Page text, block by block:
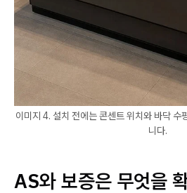
이미지 4. 설치 전에는 콘센트 위치와 바닥 수
니다.
AS와 보증은 무엇을